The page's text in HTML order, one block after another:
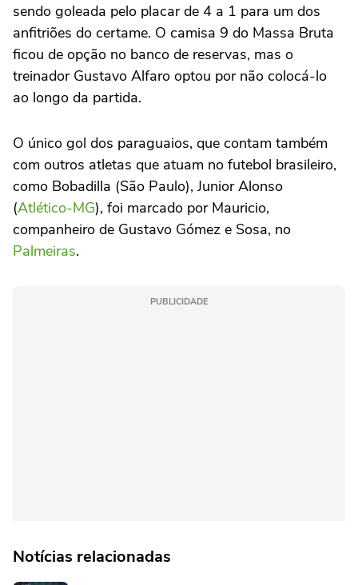
sendo goleada pelo placar de 4 a 1 para um dos
anfitriões do certame. O camisa 9 do Massa Bruta
ficou de opção no banco de reservas, mas o
treinador Gustavo Alfaro optou por não colocá-lo
ao longo da partida.
O único gol dos paraguaios, que contam também
com outros atletas que atuam no futebol brasileiro,
como Bobadilla (São Paulo), Junior Alonso
(Atlético-MG), foi marcado por Mauricio,
companheiro de Gustavo Gómez e Sosa, no
Palmeiras.
PUBLICIDADE
Notícias relacionadas